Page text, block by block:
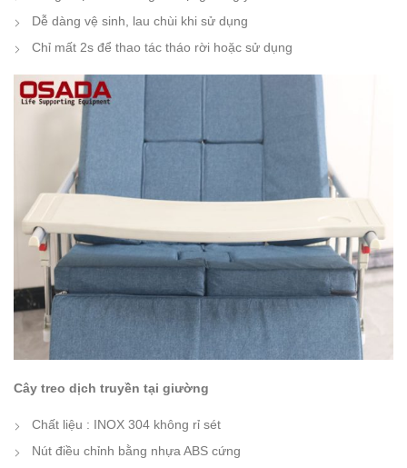
Dễ dàng vệ sinh, lau chùi khi sử dụng
Chỉ mất 2s để thao tác tháo rời hoặc sử dụng
Cây treo dịch truyền tại giường
Chất liệu : INOX 304 không rỉ sét
Nút điều chỉnh bằng nhựa ABS cứng